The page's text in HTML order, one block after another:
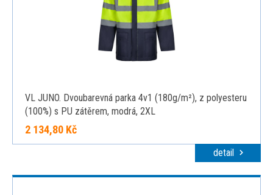
VL JUNO. Dvoubarevná parka 4v1 (180g/m²), z polyesteru
(100%) s PU zátěrem, modrá, 2XL
2 134,80 Kč
detail